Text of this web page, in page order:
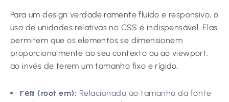
Para um design verdadeiramente fluido e responsivo, o
uso de unidades relativas no CSS é indispensável. Elas
permitem que os elementos se dimensionem
proporcionalmente ao seu contexto ou ao viewport,
ao invés de terem um tamanho fixo e rígido.
rem (root em): Relacionada ao tamanho da fonte